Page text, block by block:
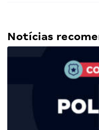
Notícias